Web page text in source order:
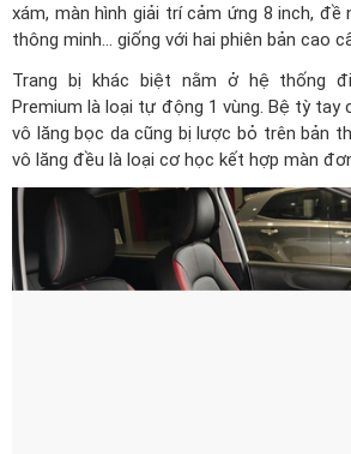
xám, màn hình giải trí cảm ứng 8 inch, đề
thông minh… giống với hai phiên bản cao
Trang bị khác biệt nằm ở hệ thống
Premium là loại tự động 1 vùng. Bệ tỳ tay
vô lăng bọc da cũng bị lược bỏ trên bản
vô lăng đều là loại cơ học kết hợp màn